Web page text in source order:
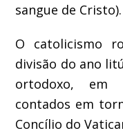
sangue de Cristo).
O catolicismo
divisão do ano
ortodoxo, em
contados em
Concílio do